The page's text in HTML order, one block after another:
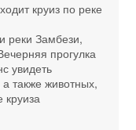
круиз по реке
реки Замбези,
прогулка
увидеть
также животных,